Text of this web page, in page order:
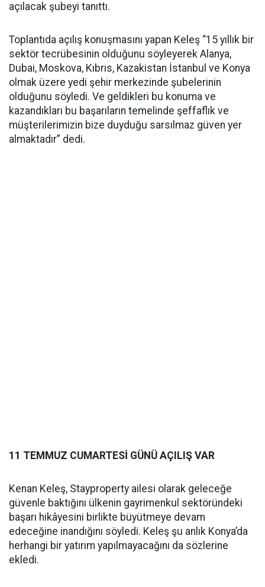
açılacak şubeyi tanıttı.
Toplantıda açılış konuşmasını yapan Keleş “15 yıllık bir
sektör tecrübesinin olduğunu söyleyerek Alanya,
Dubai, Moskova, Kıbrıs, Kazakistan İstanbul ve Konya
olmak üzere yedi şehir merkezinde şubelerinin
olduğunu söyledi. Ve geldikleri bu konuma ve
kazandıkları bu başarıların temelinde şeffaflık ve
müşterilerimizin bize duyduğu sarsılmaz güven yer
almaktadır” dedi.
11 TEMMUZ CUMARTESİ GÜNÜ AÇILIŞ VAR
Kenan Keleş, Stayproperty ailesi olarak geleceğe
güvenle baktığını ülkenin gayrimenkul sektöründeki
başarı hikâyesini birlikte büyütmeye devam
edeceğine inandığını söyledi. Keleş şu anlık Konya’da
herhangi bir yatırım yapılmayacağını da sözlerine
ekledi.